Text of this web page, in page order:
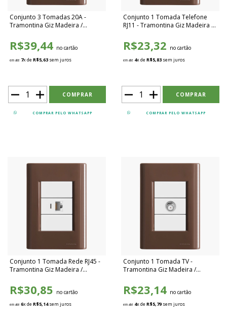
Conjunto 3 Tomadas 20A -
Tramontina Giz Madeira /
R$39,44 no cartão
em até 7x deR$5,63 sem juros
COMPRAR PELO WHATSAPP
Conjunto 1 Tomada Telefone
RJ11 - Tramontina Giz Madeira /
R$23,32 no cartão
em até 4x deR$5,83 sem juros
COMPRAR PELO WHATSAPP
Conjunto 1 Tomada Rede RJ45 -
Tramontina Giz Madeira /
R$30,85 no cartão
em até 6x deR$5,14sem juros
Conjunto 1 Tomada TV -
Tramontina Giz Madeira /
R$23,14 no cartão
em até 4x deR$5,79sem juros